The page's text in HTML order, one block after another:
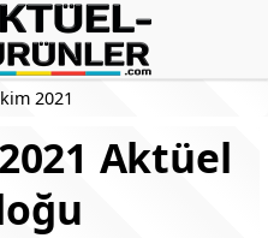
2021
Aktüel